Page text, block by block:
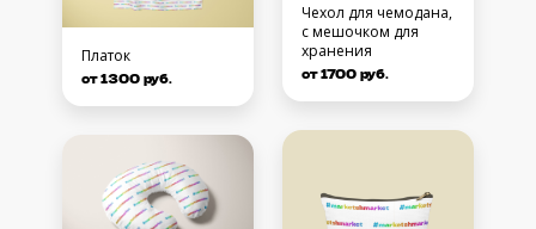
Платок
от 1300 руб.
Чехол для чемодана,
с мешочком для
хранения
от 1700 руб.